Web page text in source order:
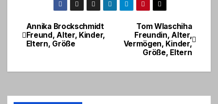
Post
navigation
Tom Wlaschiha
Freundin, Alter,
Vermögen, Kinder,
Größe, Eltern
Annika Brockschmidt
Freund, Alter, Kinder,
Eltern, Größe